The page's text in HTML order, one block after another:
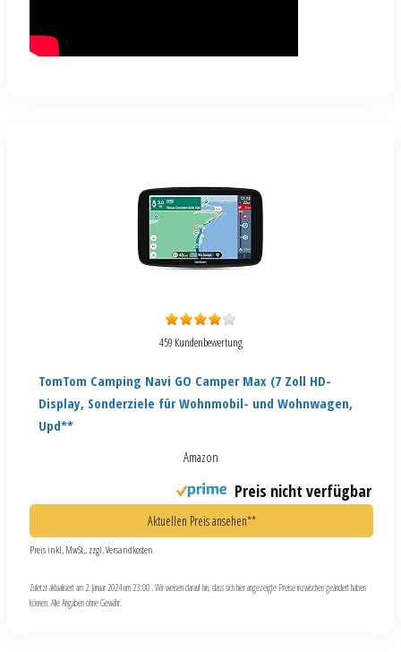
459 Kundenbewertung
TomTom Camping Navi GO Camper Max (7 Zoll HD-
Display, Sonderziele für Wohnmobil- und Wohnwagen,
Upd**
Amazon
Preis nicht verfügbar
Aktuellen Preis ansehen**
Preis inkl. MwSt., zzgl. Versandkosten
Zuletzt aktualisiert am 2. Januar 2024 um 23:00 . Wir weisen darauf hin, dass sich hier angezeigte Preise inzwischen geändert haben
können. Alle Angaben ohne Gewähr.